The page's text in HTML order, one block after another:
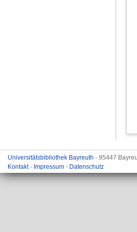
Universitätsbibliothek Bayreuth - 95447
Kontakt- Impressum - Datenschutz